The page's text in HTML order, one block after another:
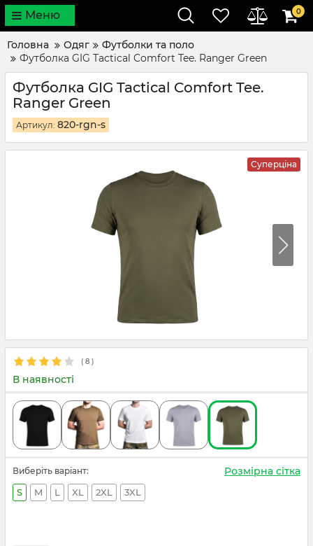
Меню 0
Головна Одяг
Футболки та поло
Футболка GIG Tactical Comfort Tee. Ranger Green
Футболка GIG Tactical Comfort Tee.
Ranger Green
Артикул: 820-rgn-s
Суперціна
( 8 )
В наявності
Виберіть варіант:
S M L XL 2XL 3XL
Розмірна сітка